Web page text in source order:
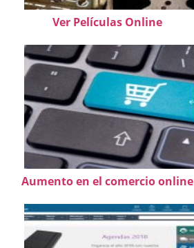
Ver Películas Online
Aumento en el comercio online